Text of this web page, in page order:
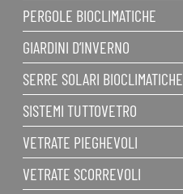
PERGOLE BIOCLIMATICHE
GIARDINI D’INVERNO
SERRE SOLARI BIOCLIMATICHE
SISTEMI TUTTOVETRO
VETRATE PIEGHEVOLI
VETRATE SCORREVOLI